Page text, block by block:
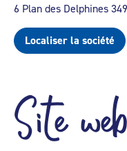
6 Plan des Delphines
Localiser la société
Site web